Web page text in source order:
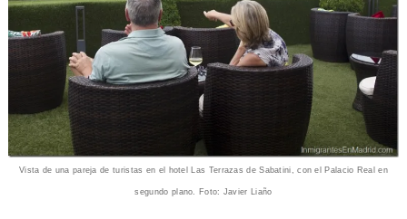
Vista de una pareja de turistas en el hotel Las Terrazas de Sabatini, con el Palacio Real en
segundo plano. Foto: Javier Liaño